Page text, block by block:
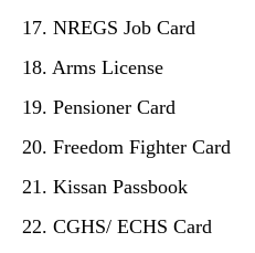
17. NREGS Job Card
18. Arms License
19. Pensioner Card
20. Freedom Fighter Card
21. Kissan Passbook
22. CGHS/ ECHS Card